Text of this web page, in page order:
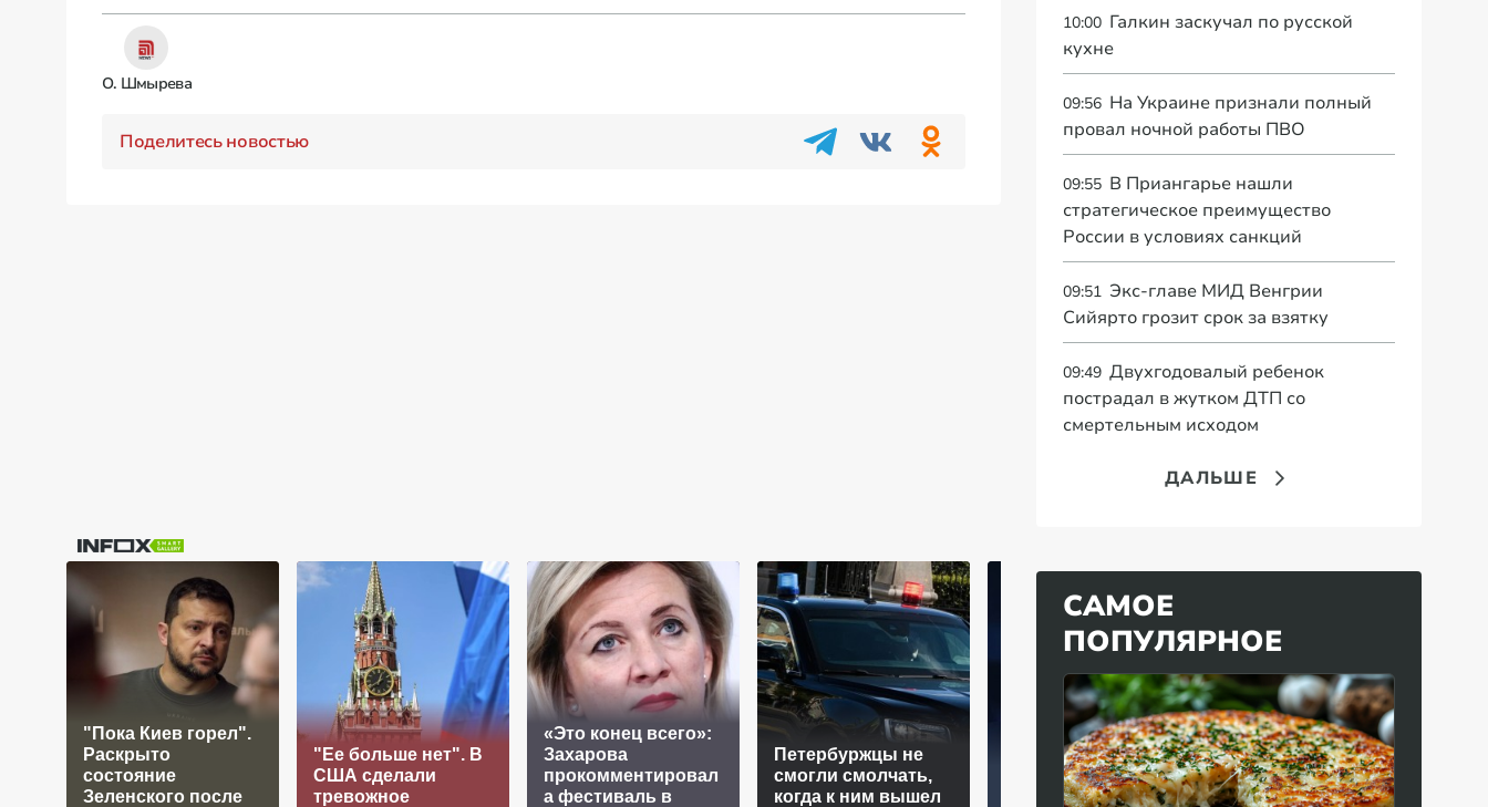
О. Шмырева
Поделитесь новостью
"Пока Киев горел".
Раскрыто
состояние
Зеленского после
"Ее больше нет". В
США сделали
тревожное
«Это конец всего»:
Захарова
прокомментировал
а фестиваль в
Петербуржцы не
смогли смолчать,
когда к ним вышел
Суд в США нанес
мощный удар по
Гороскоп Тамара
Глоба, когда
10:00 Галкин заскучал по русской
кухне
09:56 На Украине признали полный
провал ночной работы ПВО
09:55 В Приангарье нашли
стратегическое преимущество
России в условиях санкций
09:51 Экс-главе МИД Венгрии
Сийярто грозит срок за взятку
09:49 Двухгодовалый ребенок
пострадал в жутком ДТП со
смертельным исходом
ДАЛЬШЕ
САМОЕ
ПОПУЛЯРНОЕ